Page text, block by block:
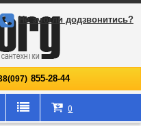
855-28-44
Не змогли додзвонитись?
0